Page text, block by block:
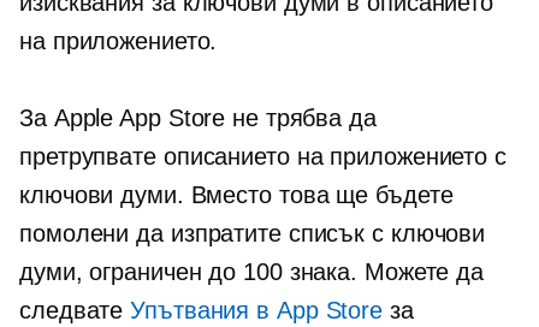
на приложението.
За Apple App Store не трябва да
претрупвате описанието на приложението с
ключови думи. Вместо това ще бъдете
помолени да изпратите списък с ключови
думи, ограничен до 100 знака. Можете да
следватеУпътвания в App Store за